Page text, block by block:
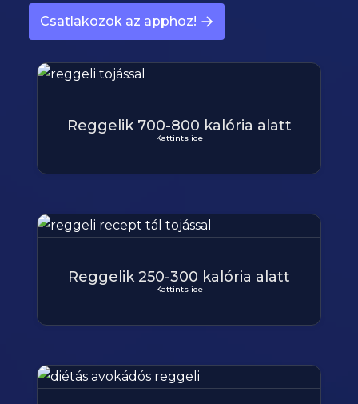
Csatlakozok az apphoz!
Reggelik 700-800 kalória alatt
Kattints ide
Reggelik 250-300 kalória alatt
Kattints ide